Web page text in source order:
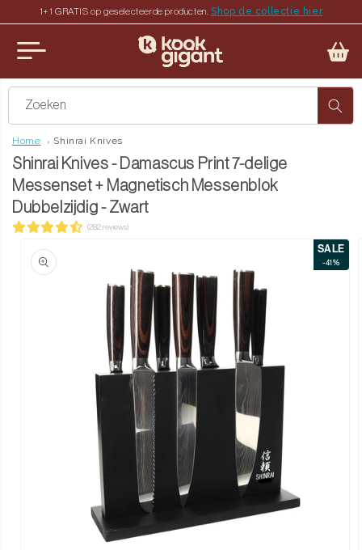
naar de content
1+1 GRATIS op geselecteerde producten.Shop de collectie hier
sluiten
Zoeken
Home Shinrai Knives
Shinrai Knives - Damascus Print 7-delige
Messenset + Magnetisch Messenblok
Dubbelzijdig - Zwart
(282 reviews)
naar productinformatie SALE
-41%